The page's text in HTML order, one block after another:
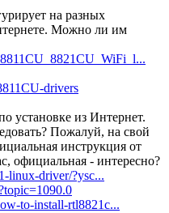
на разных
Можно ли им
drivers
установке из Интернет.
Пожалуй, на свой
инструкция от
официальная - интересно?
linux-driver/?ysc...
to-install-rtl8821c...